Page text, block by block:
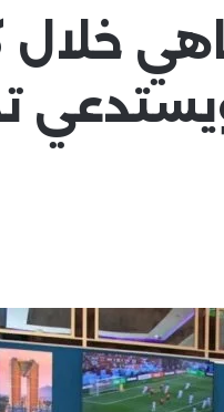
ويستدعي